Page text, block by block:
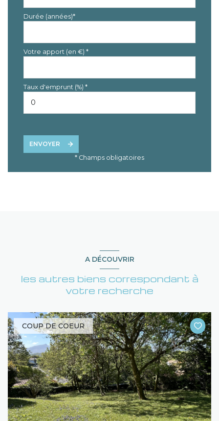
Durée (années)*
Votre apport (en €) *
Taux d'emprunt (%) *
ENVOYER
* Champs obligatoires
A DÉCOUVRIR
les autres biens correspondant à
votre recherche
COUP DE COEUR